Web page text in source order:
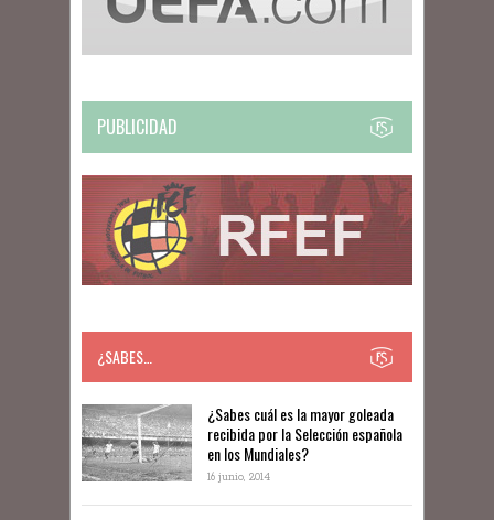
PUBLICIDAD
¿SABES…
​​¿Sabes cuál es la mayor goleada
recibida por la Selección española
en los Mundiales?
16 junio, 2014